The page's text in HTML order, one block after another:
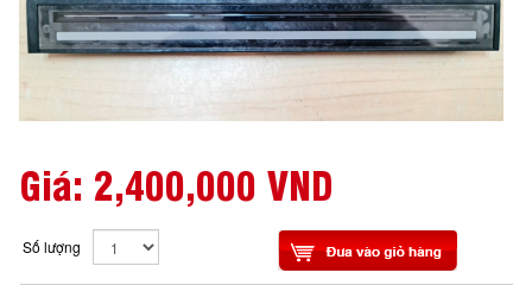
Giá: 2,400,000 VND
Số lượng